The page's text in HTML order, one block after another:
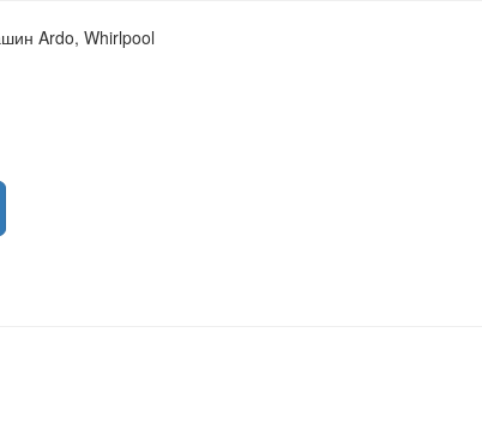
Ardo, Whirlpool